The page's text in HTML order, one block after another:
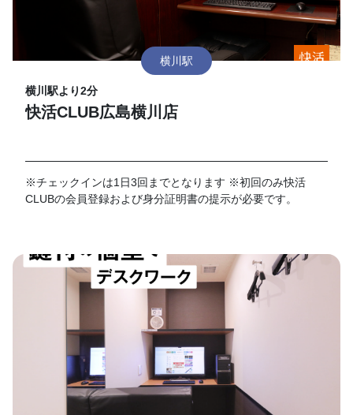
横川駅
横川駅より2分
快活CLUB広島横川店
※チェックインは1日3回までとなります ※初回のみ快活
CLUBの会員登録および身分証明書の提示が必要です。